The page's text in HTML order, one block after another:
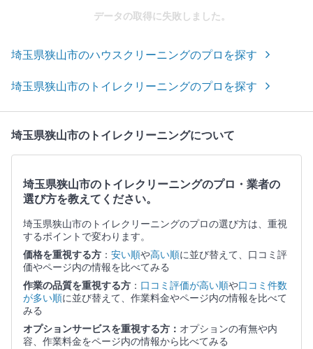
データの取得に失敗しました。
埼玉県狭山市のハウスクリーニングのプロを探す
埼玉県狭山市のトイレクリーニングのプロを探す
埼玉県狭山市のトイレクリーニングについて
埼玉県狭山市のトイレクリーニングのプロ・業者の
選び方を教えてください。
埼玉県狭山市のトイレクリーニングのプロの選び方は、重視
するポイントで変わります。
価格を重視する方 ： 安い順や高い順に並び替えて、口コミ評
価やページ内の情報を比べてみる
作業の品質を重視する方 ： 口コミ評価が高い順や口コミ件数
が多い順に並び替えて、作業料金やページ内の情報を比べて
みる
オプションサービスを重視する方： オプションの有無や内
容、作業料金をページ内の情報から比べてみる